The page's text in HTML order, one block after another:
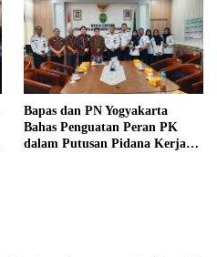
Bapas dan PN Yogyakarta
Bahas Penguatan Peran PK
dalam Putusan Pidana Kerja